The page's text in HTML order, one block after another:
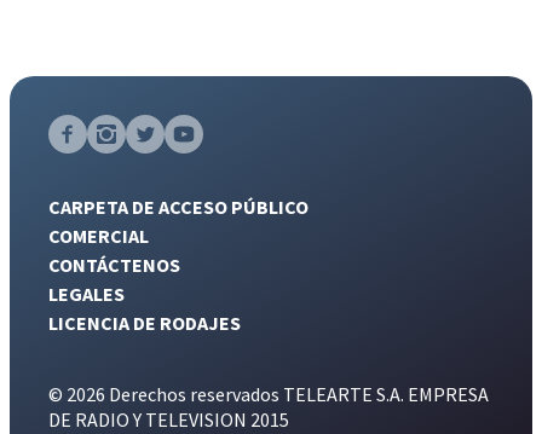
CARPETA DE ACCESO PÚBLICO
COMERCIAL
CONTÁCTENOS
LEGALES
LICENCIA DE RODAJES
© 2026 Derechos reservados TELEARTE S.A. EMPRESA
DE RADIO Y TELEVISION 2015